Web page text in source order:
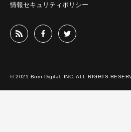
情報セキュリティポリシー
© 2021 Born Digital, INC. ALL RIGHTS